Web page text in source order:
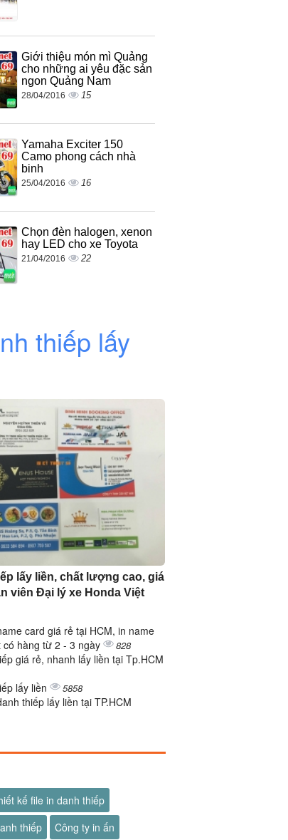
Giới thiệu món mì Quảng
cho những ai yêu đặc sản
ngon Quảng Nam
28/04/2016 15
Yamaha Exciter 150
Camo phong cách nhà
binh
25/04/2016 16
Chọn đèn halogen, xenon
hay LED cho xe Toyota
21/04/2016 22
thiếp lấy
lấy liền, chất lượng cao, giá
viên Đại lý xe Honda Việt
card giá rẻ tại HCM, in name
có hàng từ 2 - 3 ngày
828
giá rẻ, nhanh lấy liền tại Tp.HCM
lấy liền 5858
thiếp lấy liền tại TP.HCM
kế file in danh thiếp
thiếp Công ty in ấn